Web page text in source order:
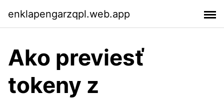
enklapengarzqpl.web.app
Ako previesť
tokeny z